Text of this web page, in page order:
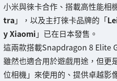
小米與徠卡合作、搭載高性能相
tra」，以及主打徠卡品牌的「
y Xiaomi 」已在日本發售。
這兩款搭載Snapdragon 8 Elite
雖然也適合用於遊戲用途，但更
位相機」來使用的、提供卓越影